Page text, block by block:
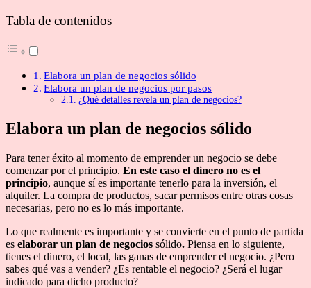
Tabla de contenidos
Elabora un plan de negocios sólido
Elabora un plan de negocios por pasos
¿Qué detalles revela un plan de negocios?
Elabora un plan de negocios sólido
Para tener éxito al momento de emprender un negocio se debe
comenzar por el principio. En este caso el dinero no es el
principio, aunque sí es importante tenerlo para la inversión, el
alquiler. La compra de productos, sacar permisos entre otras cosas
necesarias, pero no es lo más importante.
Lo que realmente es importante y se convierte en el punto de partida
es elaborar un plan de negocios sólido. Piensa en lo siguiente,
tienes el dinero, el local, las ganas de emprender el negocio. ¿Pero
sabes qué vas a vender? ¿Es rentable el negocio? ¿Será el lugar
indicado para dicho producto?